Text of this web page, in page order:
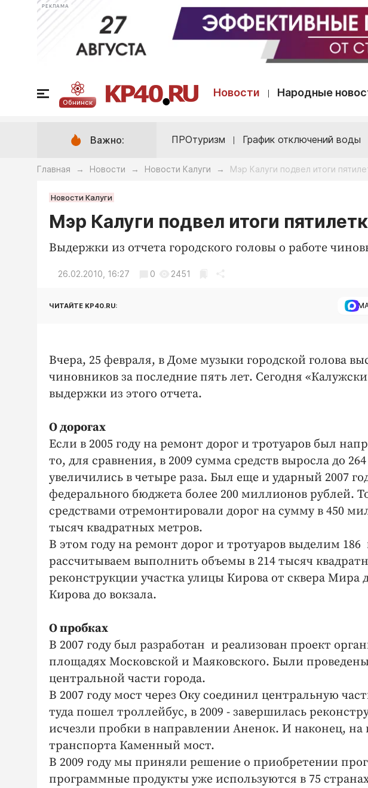
РЕКЛАМА
Обнинск
Новости Народные
Важно: ПРОтуризм График отключений воды
Главная → Новости → Новости Калуги → Мэр Калуги подвел итоги
Новости Калуги
Мэр Калуги подвел итоги
Выдержки из отчета городского головы о работе
26.02.2010, 16:27 0 2451
ЧИТАЙТЕ KP40.RU:
Вчера, 25 февраля, в Доме музыки городской голова
чиновников за последние пять лет. Сегодня
выдержки из этого отчета.
О дорогах
Если в 2005 году на ремонт дорог и тротуаров был
то, для сравнения, в 2009 сумма средств выросла до
увеличились в четыре раза. Был еще и ударный 2007
федерального бюджета более 200 миллионов рублей.
средствами отремонтировали дорог на сумму в 450
тысяч квадратных метров.
В этом году на ремонт дорог и тротуаров выделим
рассчитываем выполнить объемы в 214 тысяч
реконструкции участка улицы Кирова от сквера
Кирова до вокзала.
О пробках
В 2007 году был разработан и реализован проект
площадях Московской и Маяковского. Были
центральной части города.
В 2007 году мост через Оку соединил центральную
туда пошел троллейбус, в 2009 - завершилась
исчезли пробки в направлении Аненок. И наконец,
транспорта Каменный мост.
В 2009 году мы приняли решение о приобретении
программные продукты уже используются в 75